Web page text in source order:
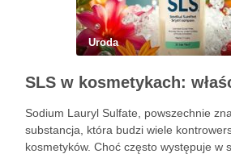
Uroda
Sodium Lauryl Sulfate, powszechnie
substancja, która budzi wiele
kosmetyków. Choć często występuje w